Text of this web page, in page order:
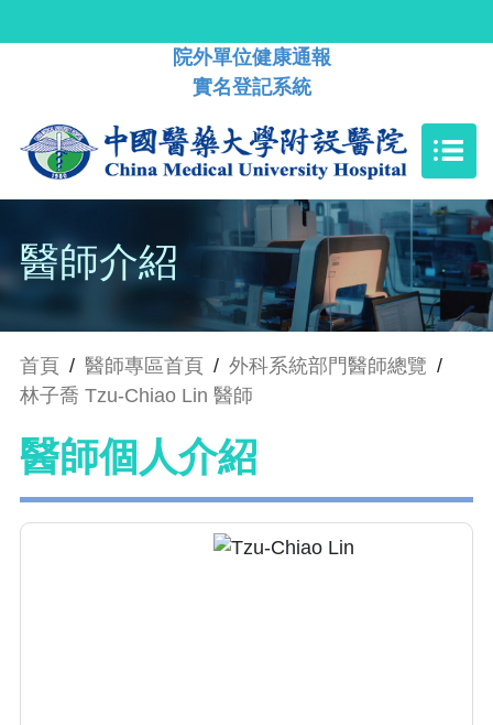
院外單位健康通報
實名登記系統
醫師介紹
首頁 / 醫師專區首頁 / 外科系統部門醫師總覽 /
林子喬 Tzu-Chiao Lin 醫師
醫師個人介紹